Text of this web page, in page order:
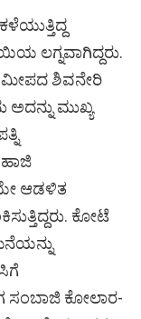
ಲಗ್ನವಾಗಿದ್ದರು.
ಶಿವನೇರಿ
ಅದನ್ನು ಮುಖ್ಯ
ಆಡಳಿತ
ಕೋಟೆ
ಸಂಬಾಜಿ ಕೋಲಾರ-